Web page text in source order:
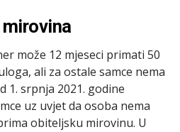
može 12 mjeseci primati 50
ali za ostale samce nema
1. srpnja 2021. godine
uz uvjet da osoba nema
obiteljsku mirovinu. U